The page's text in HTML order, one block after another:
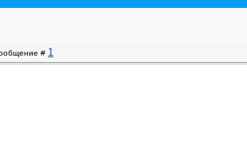
# 1